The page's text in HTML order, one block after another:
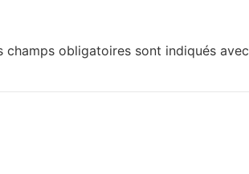
champs obligatoires sont indiqués avec